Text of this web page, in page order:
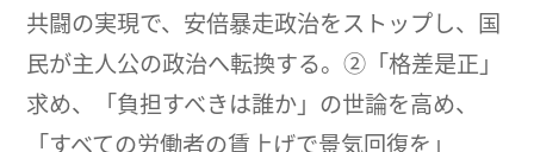
共闘の実現で、安倍暴走政治をストップし、国
民が主人公の政治へ転換する。②「格差是正」
求め、「負担すべきは誰か」の世論を高め、
「すべての労働者の賃上げで景気回復を」